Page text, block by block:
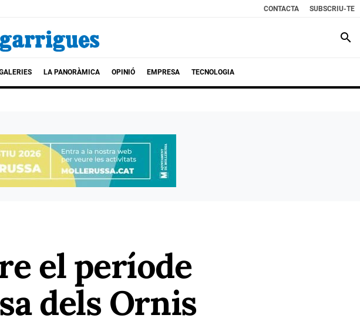
CONTACTA SUBSCRIU-TE
search
LA PANORÀMICA OPINIÓ EMPRESA TECNOLOGIA
el període
dels Ornis